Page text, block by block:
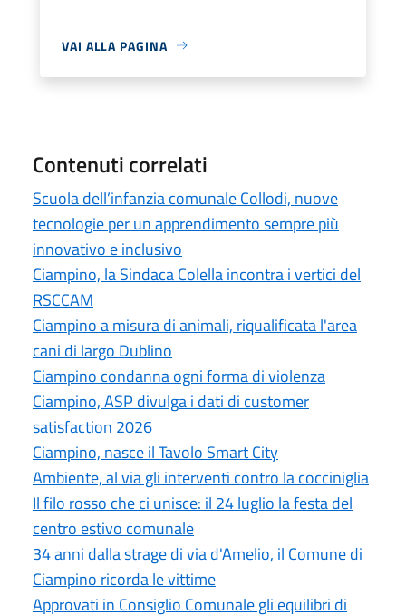
VAI ALLA PAGINA
Contenuti correlati
Scuola dell’infanzia comunale Collodi, nuove
tecnologie per un apprendimento sempre più
innovativo e inclusivo
Ciampino, la Sindaca Colella incontra i vertici del
RSCCAM
Ciampino a misura di animali, riqualificata l'area
cani di largo Dublino
Ciampino condanna ogni forma di violenza
Ciampino, ASP divulga i dati di customer
satisfaction 2026
Ciampino, nasce il Tavolo Smart City
Ambiente, al via gli interventi contro la cocciniglia
Il filo rosso che ci unisce: il 24 luglio la festa del
centro estivo comunale
34 anni dalla strage di via d'Amelio, il Comune di
Ciampino ricorda le vittime
Approvati in Consiglio Comunale gli equilibri di